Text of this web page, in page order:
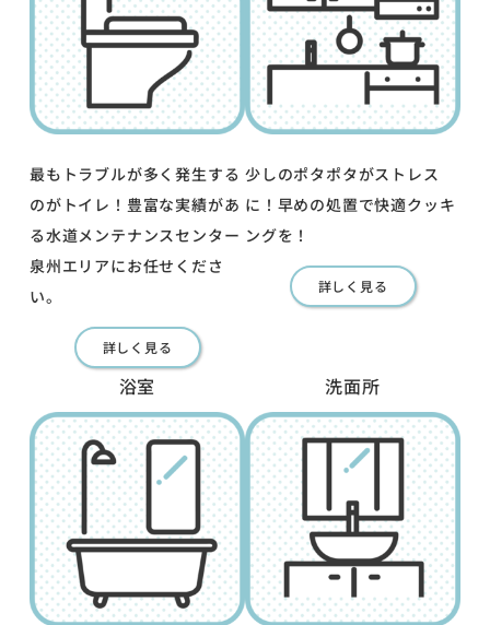
最もトラブルが多く発生する
のがトイレ！豊富な実績があ
る水道メンテナンスセンター
泉州エリアにお任せくださ
い。
詳しく見る
少しのポタポタがストレス
に！早めの処置で快適クッキ
ングを！
詳しく見る
浴室 洗面所